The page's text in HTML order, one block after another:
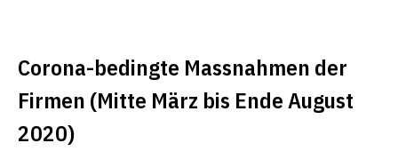
Corona-bedingte Massnahmen der
Firmen (Mitte März bis Ende August
2020)